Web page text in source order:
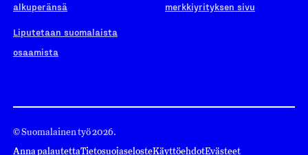
alkuperänsä
Liputetaan suomalaista
osaamista
merkkiyrityksen sivu
© Suomalainen työ 2026.
Anna palautettaTietosuojaselosteKäyttöehdotEvästeet